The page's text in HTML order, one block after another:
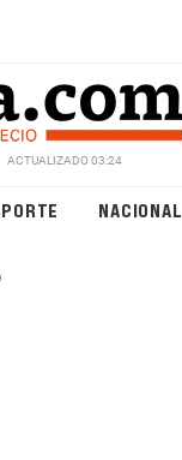
ACTUALIZADO 03:24
NACIONAL